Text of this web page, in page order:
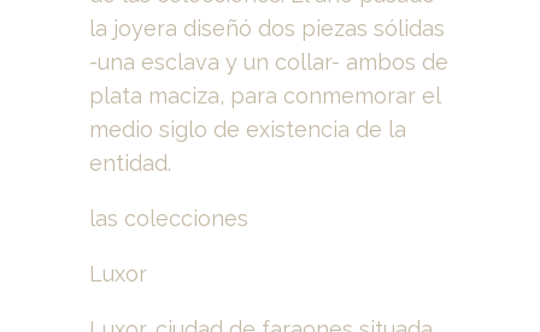
la joyera diseñó dos piezas sólidas
-una esclava y un collar- ambos de
plata maciza, para conmemorar el
medio siglo de existencia de la
entidad.
las colecciones
Luxor